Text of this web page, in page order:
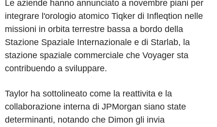
Le aziende hanno annunciato a novembre piani per
integrare l'orologio atomico Tiqker di Infleqtion nelle
missioni in orbita terrestre bassa a bordo della
Stazione Spaziale Internazionale e di Starlab, la
stazione spaziale commerciale che Voyager sta
contribuendo a sviluppare.
Taylor ha sottolineato come la reattivita e la
collaborazione interna di JPMorgan siano state
determinanti, notando che Dimon gli invia